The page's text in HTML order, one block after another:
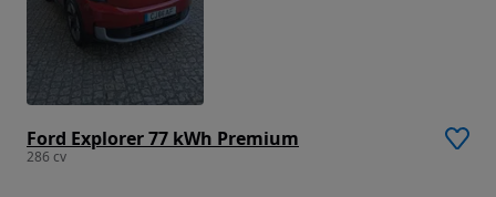
Ford Explorer 77 kWh Premium
286 cv